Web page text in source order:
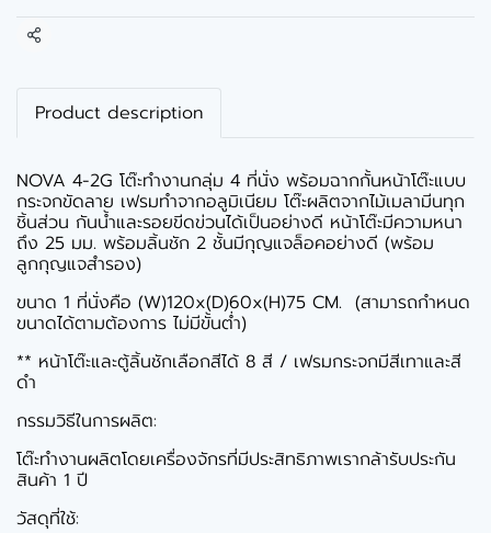
แชร์
Product description
NOVA 4-2G โต๊ะทำงานกลุ่ม 4 ที่นั่ง พร้อมฉากกั้นหน้าโต๊ะแบบ
กระจกขัดลาย เฟรมทำจากอลูมิเนียม โต๊ะผลิตจากไม้เมลามีนทุก
ชิ้นส่วน กันน้ำและรอยขีดข่วนได้เป็นอย่างดี หน้าโต๊ะมีความหนา
ถึง 25 มม. พร้อมลิ้นชัก 2 ชั้นมีกุญแจล็อคอย่างดี (พร้อม
ลูกกุญแจสำรอง)
ขนาด 1 ที่นั่งคือ (W)120x(D)60x(H)75 CM. (สามารถกำหนด
ขนาดได้ตามต้องการ ไม่มีขั้นต่ำ)
** หน้าโต๊ะและตู้ลิ้นชักเลือกสีได้ 8 สี / เฟรมกระจกมีสีเทาและสี
ดำ
กรรมวิธีในการผลิต:
โต๊ะทำงานผลิตโดยเครื่องจักรที่มีประสิทธิภาพเรากล้ารับประกัน
สินค้า 1 ปี
วัสดุที่ใช้: